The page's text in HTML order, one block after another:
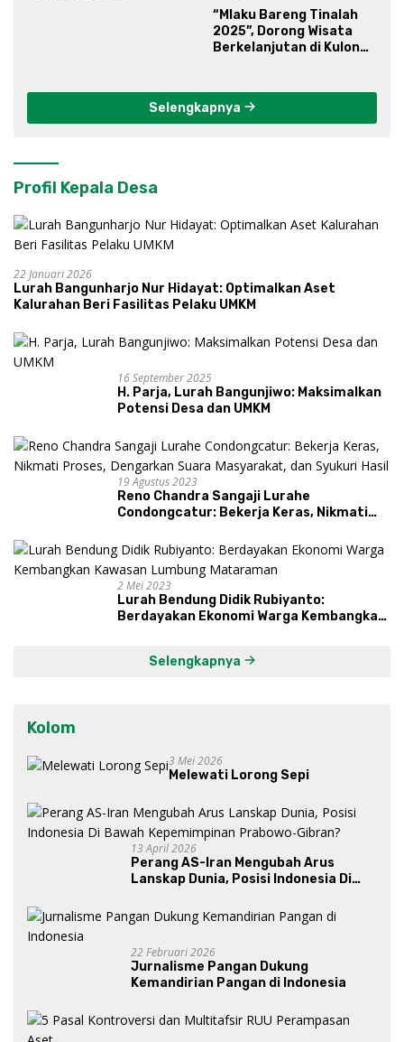
“Mlaku Bareng Tinalah
2025”, Dorong Wisata
Berkelanjutan di Kulon
Selengkapnya
Profil Kepala Desa
22 Januari 2026
Lurah Bangunharjo Nur Hidayat: Optimalkan Aset
Kalurahan Beri Fasilitas Pelaku UMKM
16 September 2025
H. Parja, Lurah Bangunjiwo: Maksimalkan
Potensi Desa dan UMKM
19 Agustus 2023
Reno Chandra Sangaji Lurahe
Condongcatur: Bekerja Keras, Nikmati
dan Syukuri Hasil
2 Mei 2023
Lurah Bendung Didik Rubiyanto:
Berdayakan Ekonomi Warga Kembangkan
Selengkapnya
Kolom
3 Mei 2026
Melewati Lorong Sepi
13 April 2026
Perang AS-Iran Mengubah Arus
Lanskap Dunia, Posisi Indonesia Di
Gibran?
22 Februari 2026
Jurnalisme Pangan Dukung
Kemandirian Pangan di Indonesia